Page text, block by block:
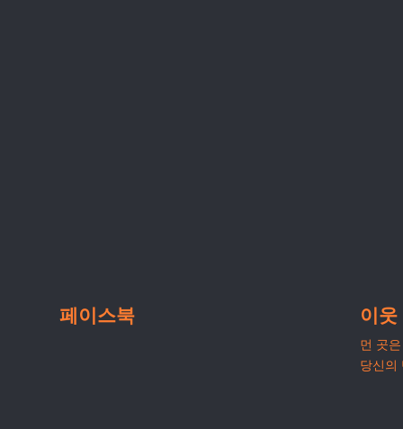
페이스북 이웃
먼 곳
당신의